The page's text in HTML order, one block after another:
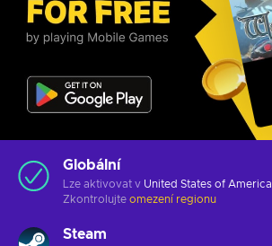
Globální
Lze aktivovat v United States of America
Zkontrolujte omezení regionu
Steam